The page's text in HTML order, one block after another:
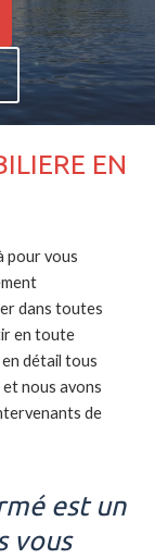
EN
pour vous
dans toutes
en toute
détail tous
et nous avons
de
est un
vous